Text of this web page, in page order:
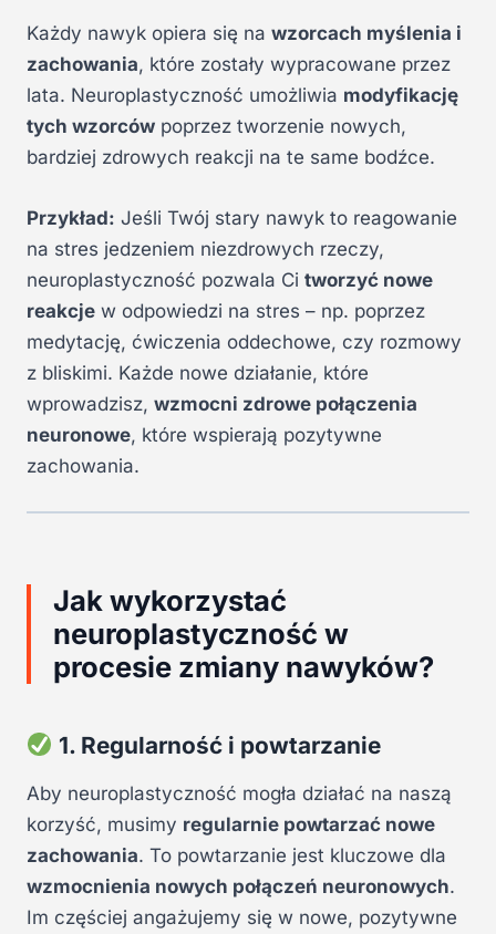
Każdy nawyk opiera się na wzorcach myślenia i
zachowania, które zostały wypracowane przez
lata. Neuroplastyczność umożliwia modyfikację
tych wzorców poprzez tworzenie nowych,
bardziej zdrowych reakcji na te same bodźce.
Przykład: Jeśli Twój stary nawyk to reagowanie
na stres jedzeniem niezdrowych rzeczy,
neuroplastyczność pozwala Ci tworzyć nowe
reakcje w odpowiedzi na stres – np. poprzez
medytację, ćwiczenia oddechowe, czy rozmowy
z bliskimi. Każde nowe działanie, które
wprowadzisz, wzmocni zdrowe połączenia
neuronowe, które wspierają pozytywne
zachowania.
Jak wykorzystać
neuroplastyczność w
procesie zmiany nawyków?
1. Regularność i powtarzanie
Aby neuroplastyczność mogła działać na naszą
korzyść, musimy regularnie powtarzać nowe
zachowania. To powtarzanie jest kluczowe dla
wzmocnienia nowych połączeń neuronowych.
Im częściej angażujemy się w nowe, pozytywne